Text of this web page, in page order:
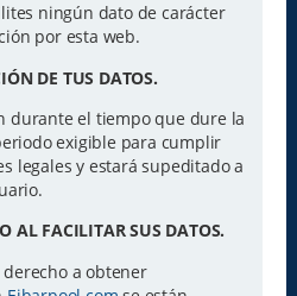
ningún dato de carácter
por esta web.
DE TUS DATOS.
durante el tiempo que dure la
exigible para cumplir
legales y estará supeditado a
AL FACILITAR SUS DATOS.
a obtener